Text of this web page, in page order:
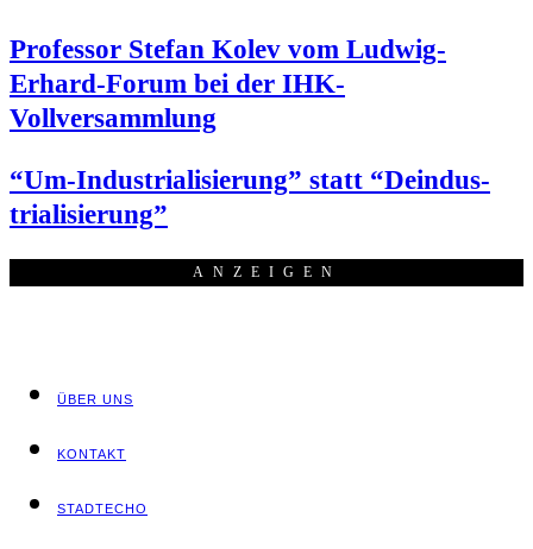
Pro­fes­sor Ste­fan Kolev vom Lud­wig-
Erhard-Forum bei der IHK-
Vollversammlung
“Um-Indus­tria­li­sie­rung” statt “Deindus­
tria­li­sie­rung”
ANZEI­GEN
ÜBER UNS
KON­TAKT
STADT­ECHO